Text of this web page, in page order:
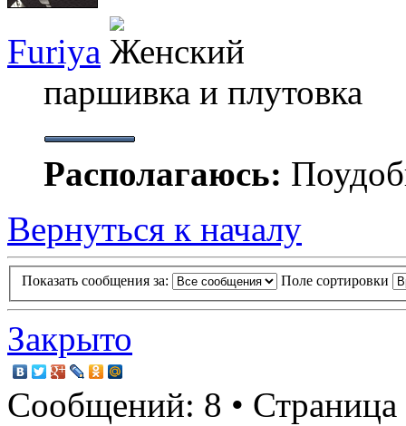
Furiya
паршивка и плутовка
Располагаюсь:
Вернуться к началу
Показать сообщения за: Поле сортировки
Закрыто
Сообщений: 8 • Страница